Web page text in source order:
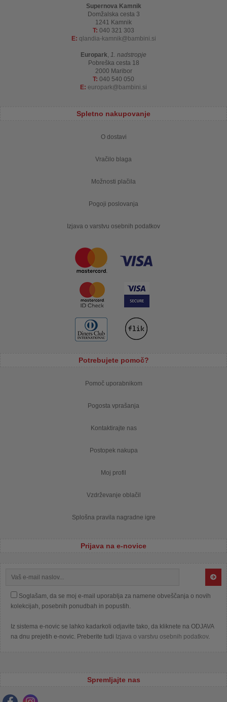
Supernova Kamnik
Domžalska cesta 3
1241 Kamnik
T: 040 321 303
E: qlandia-kamnik bambini.si
Europark, 1. nadstropje
Pobreška cesta 18
2000 Maribor
T: 040 540 050
E: europark bambini.si
Spletno nakupovanje
O dostavi
Vračilo blaga
Možnosti plačila
Pogoji poslovanja
Izjava o varstvu osebnih podatkov
Potrebujete pomoč?
Pomoč uporabnikom
Pogosta vprašanja
Kontaktirajte nas
Postopek nakupa
Moj profil
Vzdrževanje oblačil
Splošna pravila nagradne igre
Prijava na e-novice
Soglašam, da se moj e-mail uporablja za namene obveščanja o novih
kolekcijah, posebnih ponudbah in popustih.
Iz sistema e-novic se lahko kadarkoli odjavite tako, da kliknete na ODJAVA
na dnu prejetih e-novic. Preberite tudi Izjava o varstvu osebnih podatkov.
Spremljajte nas